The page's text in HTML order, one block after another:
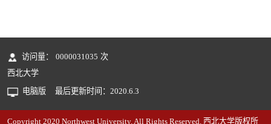
访问量： 0000031035 次
西北大学
电脑版
最后更新时间： 2020.6.3
Copyright 2020 Northwest University. All Rights Reserved. 西北大学版权所